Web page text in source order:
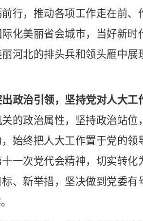
行，推动各项工作走在前、
化美丽省会城市，当好新时
河北的排头兵和领头雁中展
政治引领，坚持党对人大工
的政治属性， 坚持政治站位
始终把人大工作置于党的领
一次党代会精神，切实转化
、新举措，坚决做到党委有